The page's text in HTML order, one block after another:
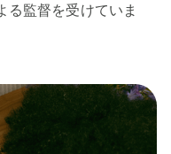
る監督を受けていま